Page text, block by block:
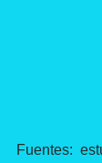
Fuentes: